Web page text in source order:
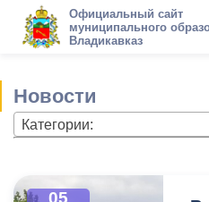
Официальный сайт
муниципального
Владикавказ
Новости
Категории:
05